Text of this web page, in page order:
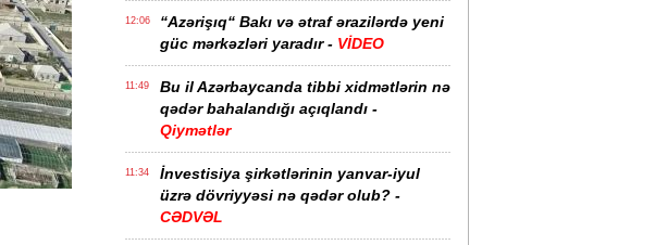
12:06
“Azərişıq“ Bakı və ətraf ərazilərdə yeni
güc mərkəzləri yaradır - VİDEO
11:49
Bu il Azərbaycanda tibbi xidmətlərin nə
qədər bahalandığı açıqlandı -
Qiymətlər
11:34
İnvestisiya şirkətlərinin yanvar-iyul
üzrə dövriyyəsi nə qədər olub? -
CƏDVƏL